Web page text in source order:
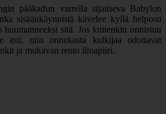
pääkadun varrella sijaitseva Babylon
sisäänkäynnistä kävelee kyllä helposti
huomanneeksi sitä. Jos kuitenkin onnistuu
asti, niin onnekasta kulkijaa odottavat
ja mukavan rento ilmapiiri.